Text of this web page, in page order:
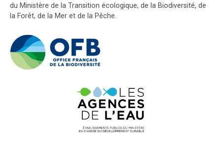
du Ministère de la Transition écologique, de la Biodiversité, de
la Forêt, de la Mer et de la Pêche.